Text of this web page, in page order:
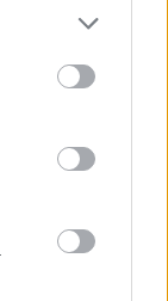
more Google
may click to
party tags to
below Google
12-én egy
Szólj hozzá!